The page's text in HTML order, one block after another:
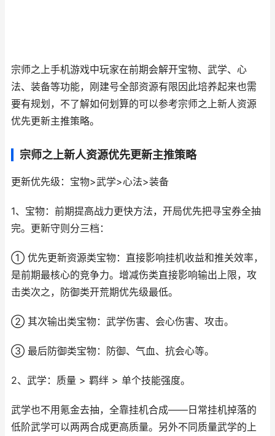
宗师之上手机游戏中玩家在前期会解开宝物、武学、心
法、装备等功能，刚建号全部资源有限因此培养起来也需
要有规划，不了解如何划算的可以参考宗师之上新人资源
优先更新主推策略。
宗师之上新人资源优先更新主推策略
更新优先级：宝物>武学>心法>装备
1、宝物：前期提高战力更快方法，开局优先把寻宝券全抽
完。更新守则分三档：
① 优先更新资源类宝物：直接影响挂机收益和推关效率，
是前期最核心的竞争力。增减伤类直接影响输出上限，攻
击类次之，防御类开荒期优先级最低。
② 其次输出类宝物：武学伤害、会心伤害、攻击。
③ 最后防御类宝物：防御、气血、抗会心等。
2、武学：质量 > 羁绊 > 单个技能强度。
武学也不用氪金去抽，全靠挂机合成——日常挂机掉落的
低阶武学可以两两合成更高质量。另外不同质量武学的上